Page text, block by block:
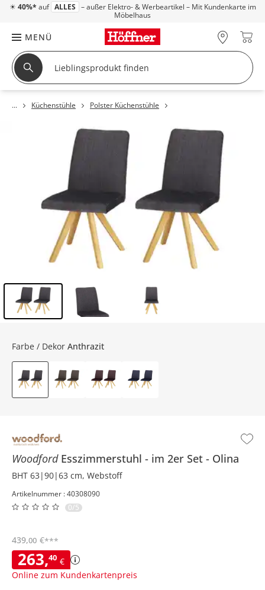
☀ 40%* auf ALLES – außer Elektro- & Werbeartikel – Mit Kundenkarte im
Möbelhaus
MENÜ
Küchenstühle Polster Küchenstühle
Woodford Esszimmerstuhl im 2er Set Olina
BHT 63|90|63 cm, Webstoff
Artikelnummer : 40308090
0/5
263,40 €
Online zum Kundenkartenpreis
439,00 €***
Farbe / Dekor Anthrazit